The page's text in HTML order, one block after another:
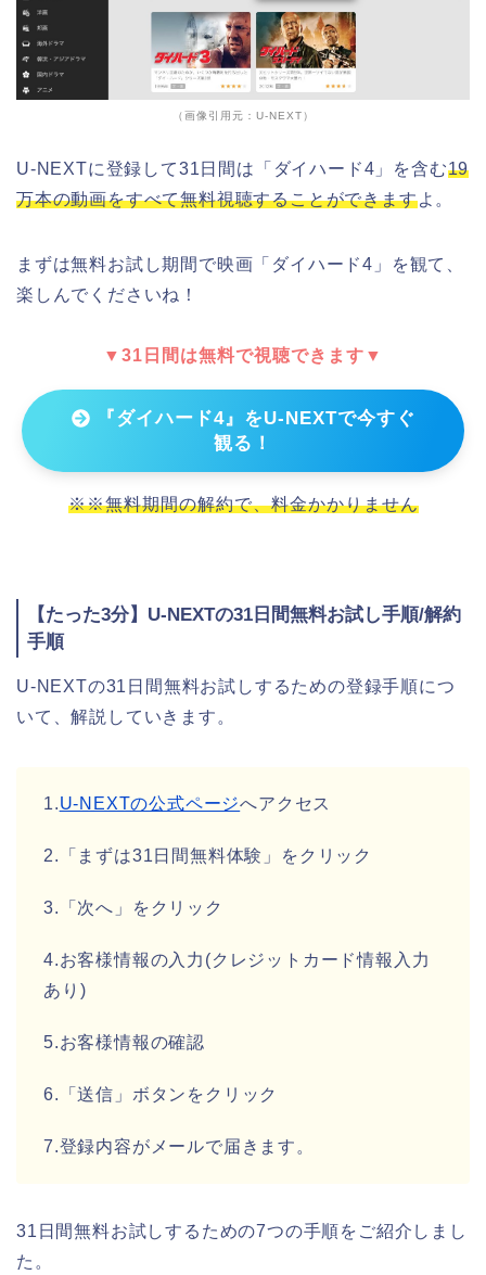
（画像引用元：U-NEXT）
U-NEXTに登録して31日間は「ダイハード4」を含む19
万本の動画をすべて無料視聴することができますよ。
まずは無料お試し期間で映画「ダイハード4」を観て、
楽しんでくださいね！
▼31日間は無料で視聴できます▼
『ダイハード4』をU-NEXTで今すぐ
観る！
※※無料期間の解約で、料金かかりません
【たった3分】U-NEXTの31日間無料お試し手順/解約
手順
U-NEXTの31日間無料お試しするための登録手順につ
いて、解説していきます。
1.U-NEXTの公式ページへアクセス
2.「まずは31日間無料体験」をクリック
3.「次へ」をクリック
4.お客様情報の入力(クレジットカード情報入力
あり)
5.お客様情報の確認
6.「送信」ボタンをクリック
7.登録内容がメールで届きます。
31日間無料お試しするための7つの手順をご紹介しまし
た。